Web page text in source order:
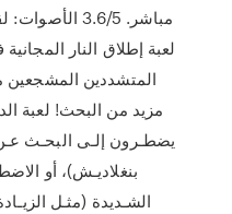
مباشر. 3.6/5
لعبة إطلاق النار
مزيد من البحث! لعبة
ﺑﻨﻐﻼدﻳـﺶ)، أو
اﻟﺸـﺪﻳﺪة (ﻣﺜـﻞ